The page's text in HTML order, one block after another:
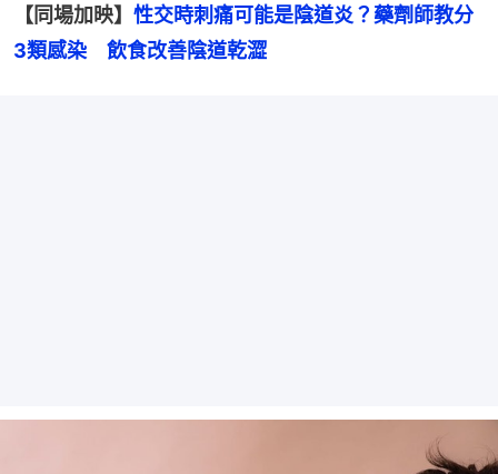
【同場加映】 性交時刺痛可能是陰道炎？藥劑師教分
3類感染　飲食改善陰道乾澀